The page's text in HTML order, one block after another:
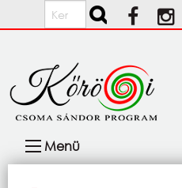
Ugrás a tartalomra
Keresés
navigáció
Menü